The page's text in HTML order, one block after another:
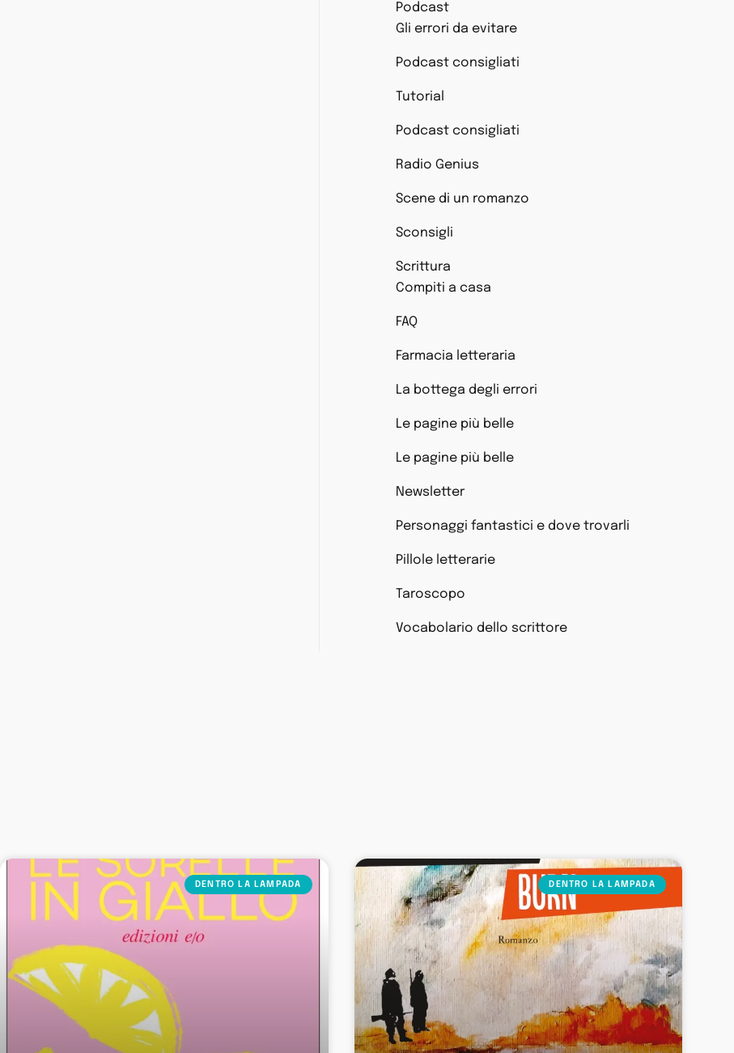
Podcast
Gli errori da evitare
Podcast consigliati
Tutorial
Podcast consigliati
Radio Genius
Scene di un romanzo
Sconsigli
Scrittura
Compiti a casa
FAQ
Farmacia letteraria
La bottega degli errori
Le pagine più belle
Le pagine più belle
Newsletter
Personaggi fantastici e dove trovarli
Pillole letterarie
Taroscopo
Vocabolario dello scrittore
DENTRO LA LAMPADA DENTRO LA LAMPADA